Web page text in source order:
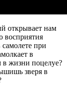
открывает нам
восприятия
при
в
жизни поцелуе?
зверя в